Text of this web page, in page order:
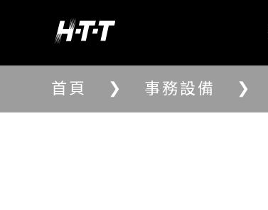
首頁 ❯ 事務設備 ❯